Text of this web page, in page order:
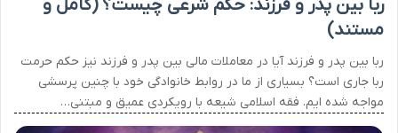
ربا بین پدر و فرزند: حکم شرعی چیست؟ (کامل و
مستند)
ربا بین پدر و فرزند آیا در معاملات مالی بین پدر و فرزند نیز حکم حرمت
ربا جاری است؟ بسیاری از ما در روابط خانوادگی خود با چنین پرسشی
مواجه شده ایم. فقه اسلامی شیعه با رویکردی عمیق و مبتنی…